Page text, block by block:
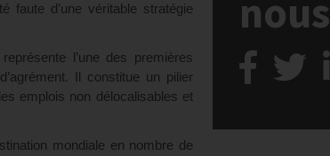
faute d’une véritable stratégie
l’une des premières
Il constitue un pilier
emplois non délocalisables et
mondiale en nombre de
nous